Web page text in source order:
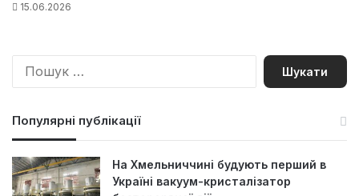
15.06.2026
П
Популярні публікації
На Хмельниччині будують перший в
Україні вакуум-кристалізатор